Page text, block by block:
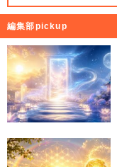
編集部pickup